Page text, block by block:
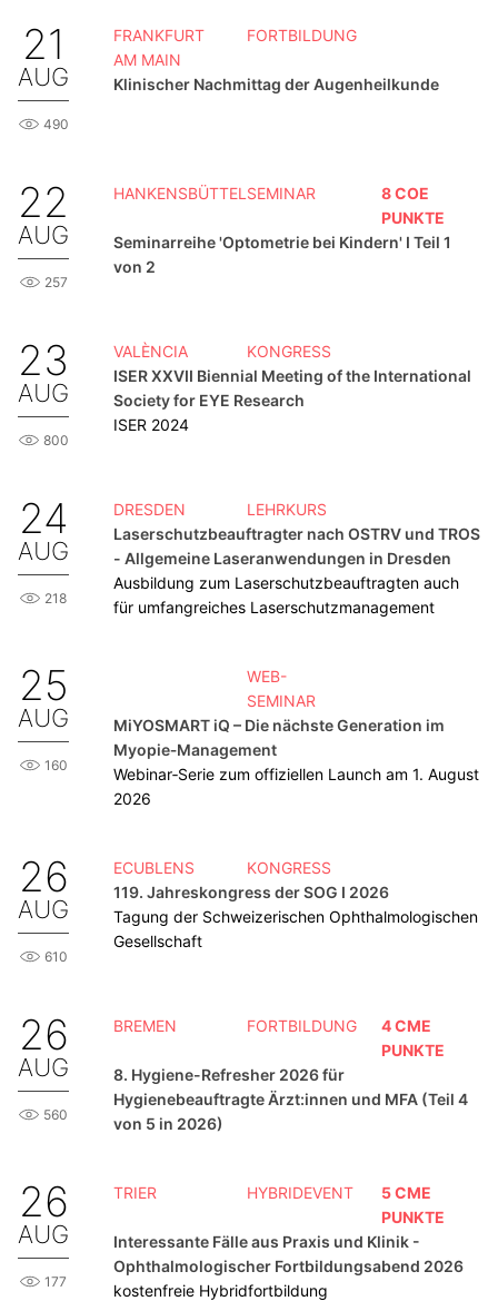
21
AUG
490
FRANKFURT
AM MAIN
FORTBILDUNG
Klinischer Nachmittag der Augenheilkunde
22
AUG
257
HANKENSBÜTTEL SEMINAR
8 COE
PUNKTE
Seminarreihe 'Optometrie bei Kindern' I Teil 1
von 2
23
AUG
800
VALÈNCIA
KONGRESS
ISER XXVII Biennial Meeting of the International
Society for EYE Research
ISER 2024
24
AUG
218
DRESDEN
LEHRKURS
Laserschutzbeauftragter nach OSTRV und TROS
- Allgemeine Laseranwendungen in Dresden
Ausbildung zum Laserschutzbeauftragten auch
für umfangreiches Laserschutzmanagement
25
AUG
160
WEB-
SEMINAR
MiYOSMART iQ – Die nächste Generation im
Myopie‑Management
Webinar‑Serie zum offiziellen Launch am 1. August
2026
26
AUG
610
ECUBLENS
KONGRESS
119. Jahreskongress der SOG I 2026
Tagung der Schweizerischen Ophthalmologischen
Gesellschaft
26
AUG
560
BREMEN FORTBILDUNG
4 CME
PUNKTE
8. Hygiene-Refresher 2026 für
Hygienebeauftragte Ärzt:innen und MFA (Teil 4
von 5 in 2026)
26
AUG
177
TRIER HYBRIDEVENT
5 CME
PUNKTE
Interessante Fälle aus Praxis und Klinik -
Ophthalmologischer Fortbildungsabend 2026
kostenfreie Hybridfortbildung